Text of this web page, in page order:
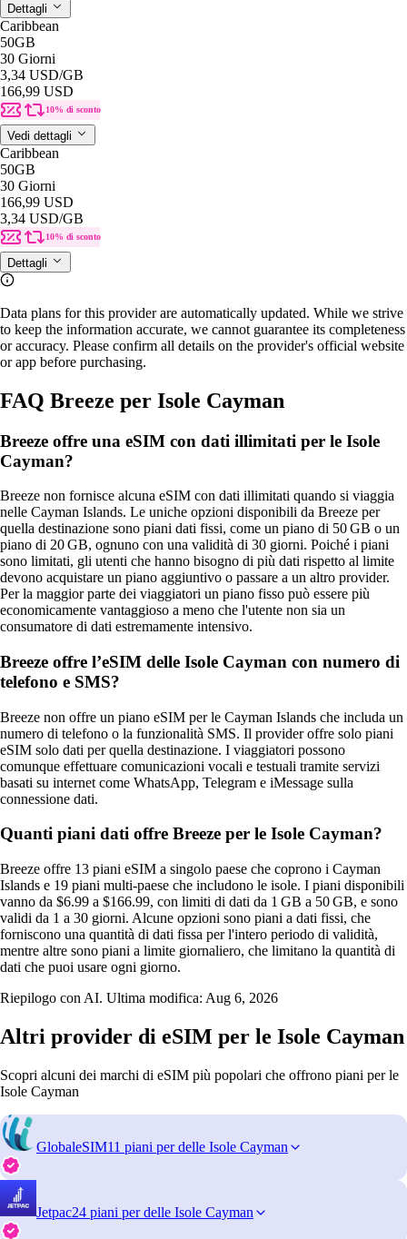
Dettagli
Caribbean
50GB
30 Giorni
3,34 USD/GB
166,99 USD
10% di sconto
Vedi dettagli
Caribbean
50GB
30 Giorni
166,99 USD
3,34 USD/GB
10% di sconto
Dettagli
Data plans for this provider are automatically updated. While we strive
to keep the information accurate, we cannot guarantee its completeness
or accuracy. Please confirm all details on the provider's official website
or app before purchasing.
FAQ Breeze per Isole Cayman
Breeze offre una eSIM con dati illimitati per le Isole
Cayman?
Breeze non fornisce alcuna eSIM con dati illimitati quando si viaggia
nelle Cayman Islands. Le uniche opzioni disponibili da Breeze per
quella destinazione sono piani dati fissi, come un piano di 50 GB o un
piano di 20 GB, ognuno con una validità di 30 giorni. Poiché i piani
sono limitati, gli utenti che hanno bisogno di più dati rispetto al limite
devono acquistare un piano aggiuntivo o passare a un altro provider.
Per la maggior parte dei viaggiatori un piano fisso può essere più
economicamente vantaggioso a meno che l'utente non sia un
consumatore di dati estremamente intensivo.
Breeze offre l’eSIM delle Isole Cayman con numero di
telefono e SMS?
Breeze non offre un piano eSIM per le Cayman Islands che includa un
numero di telefono o la funzionalità SMS. Il provider offre solo piani
eSIM solo dati per quella destinazione. I viaggiatori possono
comunque effettuare comunicazioni vocali e testuali tramite servizi
basati su internet come WhatsApp, Telegram e iMessage sulla
connessione dati.
Quanti piani dati offre Breeze per le Isole Cayman?
Breeze offre 13 piani eSIM a singolo paese che coprono i Cayman
Islands e 19 piani multi‑paese che includono le isole. I piani disponibili
vanno da $6.99 a $166.99, con limiti di dati da 1 GB a 50 GB, e sono
validi da 1 a 30 giorni. Alcune opzioni sono piani a dati fissi, che
forniscono una quantità di dati fissa per l'intero periodo di validità,
mentre altre sono piani a limite giornaliero, che limitano la quantità di
dati che puoi usare ogni giorno.
Riepilogo con AI. Ultima modifica: Aug 6, 2026
Altri provider di eSIM per le Isole Cayman
Scopri alcuni dei marchi di eSIM più popolari che offrono piani per le
Isole Cayman
GlobaleSIM11 piani per delle Isole Cayman
Jetpac24 piani per delle Isole Cayman